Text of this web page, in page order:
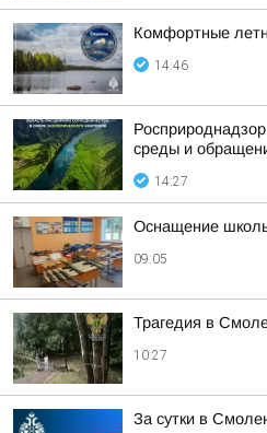
Комфортные
14:46
среды и
14:27
Оснащение
09:05
Трагедия в
10:27
За сутки в